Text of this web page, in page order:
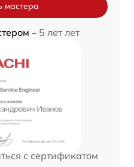
мастера
– 5 лет лет
с сертификатом